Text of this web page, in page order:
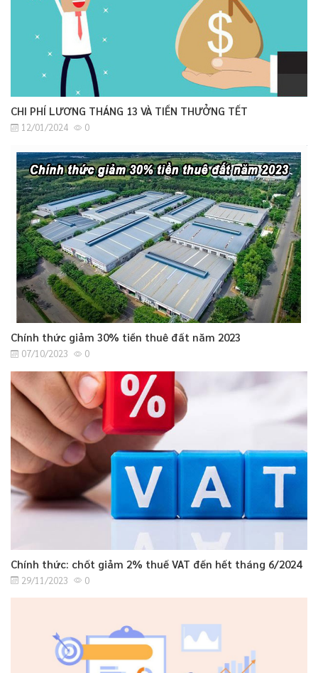
CHI PHÍ LƯƠNG THÁNG 13 VÀ TIỀN THƯỞNG TẾT
12/01/2024 0
Chính thức giảm 30% tiền thuê đất năm 2023
07/10/2023 0
Chính thức: chốt giảm 2% thuế VAT đến hết tháng 6/2024
29/11/2023 0